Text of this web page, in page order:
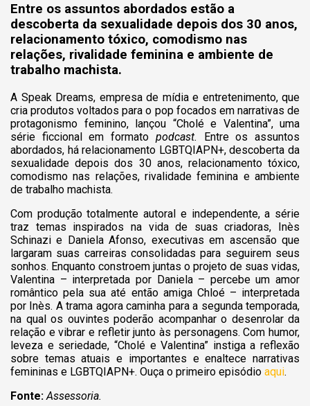
Entre os assuntos abordados estão a
descoberta da sexualidade depois dos 30 anos,
relacionamento tóxico, comodismo nas
relações, rivalidade feminina e ambiente de
trabalho machista.
A Speak Dreams, empresa de mídia e entretenimento, que
cria produtos voltados para o pop focados em narrativas de
protagonismo feminino, lançou “Cholé e Valentina”, uma
série ficcional em formato podcast. Entre os assuntos
abordados, há relacionamento LGBTQIAPN+, descoberta da
sexualidade depois dos 30 anos, relacionamento tóxico,
comodismo nas relações, rivalidade feminina e ambiente
de trabalho machista.
Com produção totalmente autoral e independente, a série
traz temas inspirados na vida de suas criadoras, Inès
Schinazi e Daniela Afonso, executivas em ascensão que
largaram suas carreiras consolidadas para seguirem seus
sonhos. Enquanto constroem juntas o projeto de suas vidas,
Valentina – interpretada por Daniela – percebe um amor
romântico pela sua até então amiga Chloé – interpretada
por Inès. A trama agora caminha para a segunda temporada,
na qual os ouvintes poderão acompanhar o desenrolar da
relação e vibrar e refletir junto às personagens.Com humor,
leveza e seriedade, “Cholé e Valentina” instiga a reflexão
sobre temas atuais e importantes e enaltece narrativas
femininas e LGBTQIAPN+. Ouça o primeiro episódio aqui.
Fonte: Assessoria.